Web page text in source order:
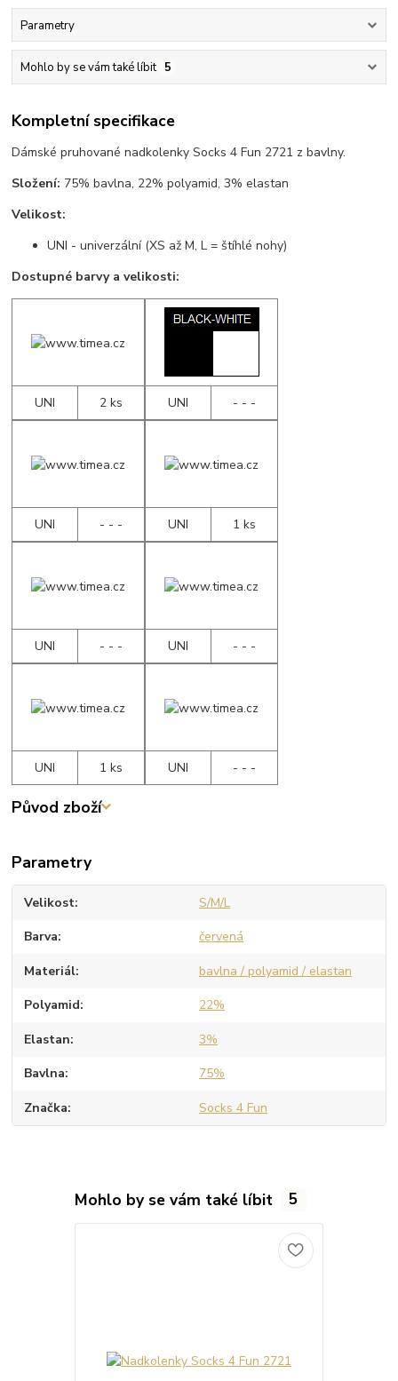
Parametry
Mohlo by se vám také líbit 5
Kompletní specifikace
Dámské pruhované nadkolenky Socks 4 Fun 2721 z bavlny.
Složení: 75% bavlna, 22% polyamid, 3% elastan
Velikost:
UNI - univerzální (XS až M, L = štíhlé nohy)
Dostupné barvy a velikosti:
UNI 2 ks UNI - - -
UNI - - - UNI 1 ks
UNI - - - UNI - - -
UNI 1 ks UNI - - -
Původ zboží
Parametry
Velikost S/M/L
Barva červená
Materiál bavlna / polyamid / elastan
Polyamid 22%
Elastan 3%
Bavlna 75%
Značka Socks 4 Fun
Mohlo by se vám také líbit 5